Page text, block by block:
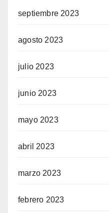
septiembre 2023
agosto 2023
julio 2023
junio 2023
mayo 2023
abril 2023
marzo 2023
febrero 2023